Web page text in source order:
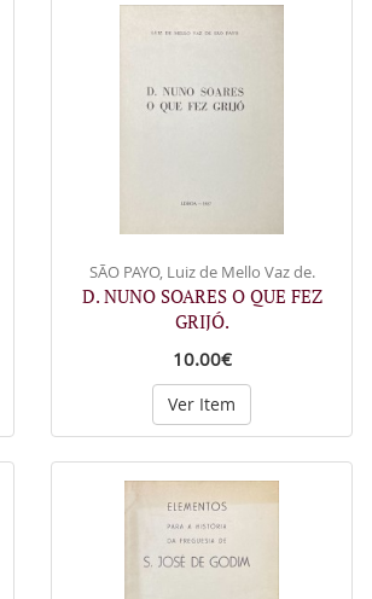
SÃO PAYO, Luiz de Mello Vaz de.
D. NUNO SOARES O QUE FEZ
GRIJÓ.
10.00€
Ver Item